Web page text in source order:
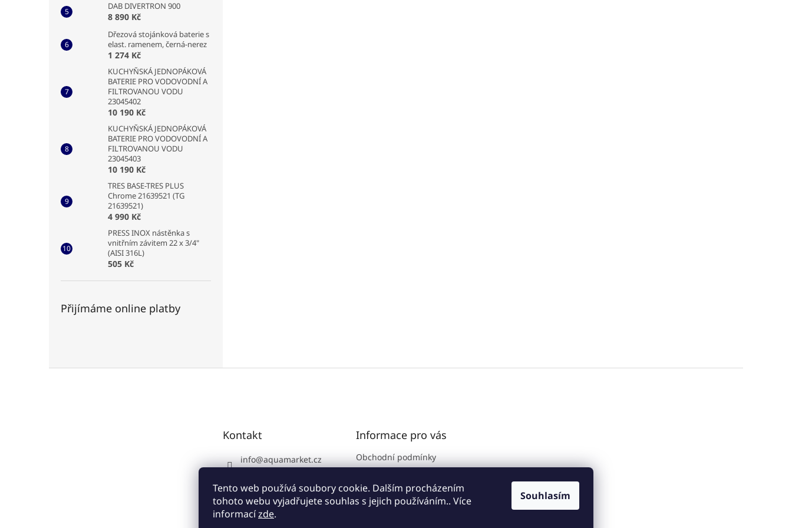
Tento web používá soubory cookie. Dalším procházením
tohoto webu vyjadřujete souhlas s jejich používáním.. Více
informacízde.
Souhlasím
DAB DIVERTRON 900
8 890 Kč
Dřezová stojánková baterie s
elast. ramenem, černá-nerez
1 274 Kč
KUCHYŇSKÁ JEDNOPÁKOVÁ
BATERIE PRO VODOVODNÍ A
FILTROVANOU VODU
23045402
10 190 Kč
KUCHYŇSKÁ JEDNOPÁKOVÁ
BATERIE PRO VODOVODNÍ A
FILTROVANOU VODU
23045403
10 190 Kč
TRES BASE-TRES PLUS
Chrome 21639521 (TG
21639521)
4 990 Kč
PRESS INOX nástěnka s
vnitřním závitem 22 x 3/4"
(AISI 316L)
505 Kč
Přijímáme online platby
Kontakt
info@aquamarket.cz
Informace pro vás
Obchodní podmínky
Prodejna
Kontakty